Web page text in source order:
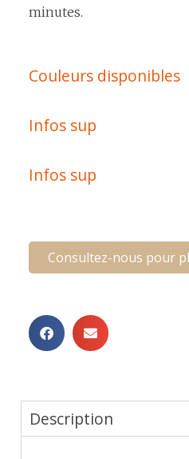
minutes.
Couleurs disponibles
Infos sup
Infos sup
Consultez-nous pour
Description